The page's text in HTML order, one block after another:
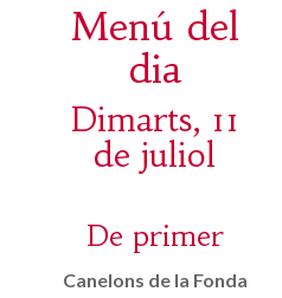
Menú del
dia
Dimarts, 11
de juliol
De primer
Canelons de la Fonda